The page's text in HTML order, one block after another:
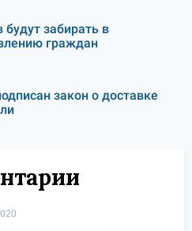
забирать в
граждан
закон о доставке